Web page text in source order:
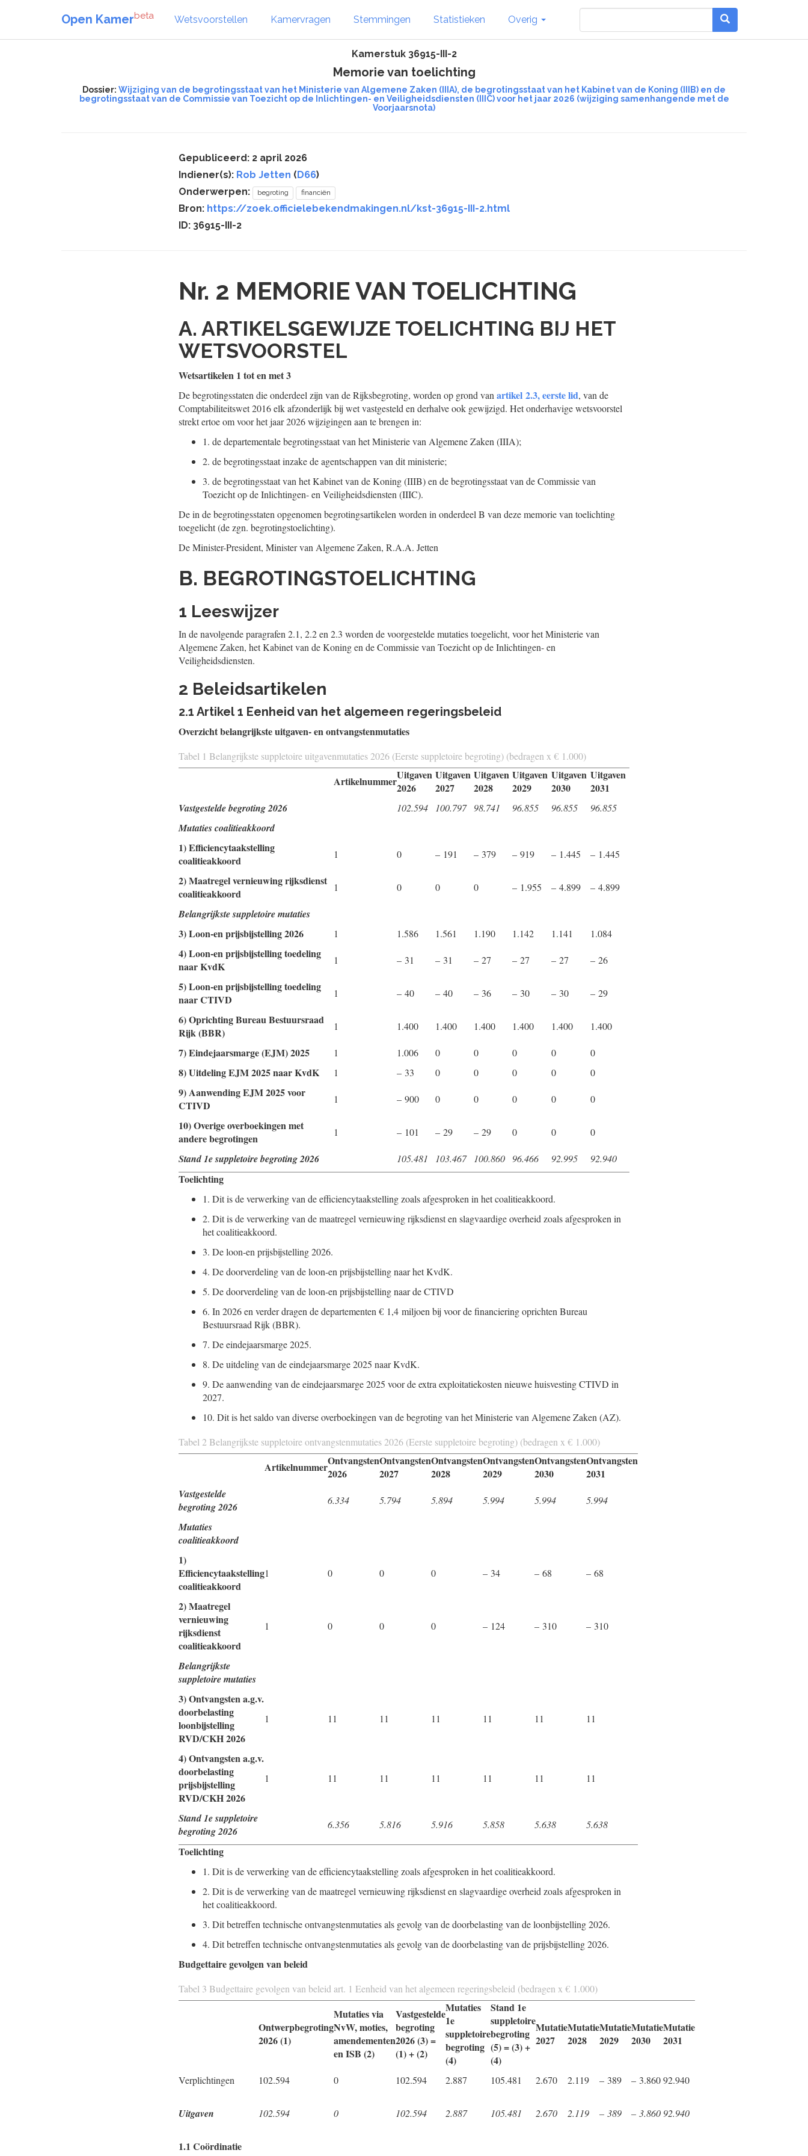
Open Kamerbeta Wetsvoorstellen Kamervragen Stemmingen Statistieken Overig
Kamerstuk 36915-III-2
Memorie van toelichting
Dossier: Wijziging van de begrotingsstaat van het Ministerie van Algemene Zaken (IIIA), de begrotingsstaat van het Kabinet van de Koning (IIIB) en de
begrotingsstaat van de Commissie van Toezicht op de Inlichtingen- en Veiligheidsdiensten (IIIC) voor het jaar 2026 (wijziging samenhangende met de
Voorjaarsnota)
Gepubliceerd: 2 april 2026
Indiener(s): Rob Jetten (D66)
Onderwerpen:
begroting financiën
Bron: https://zoek.officielebekendmakingen.nl/kst-36915-III-2.html
ID: 36915-III-2
Nr. 2 MEMORIE VAN TOELICHTING
A. ARTIKELSGEWIJZE TOELICHTING BIJ HET
WETSVOORSTEL
Wetsartikelen 1 tot en met 3
De begrotingsstaten die onderdeel zijn van de Rijksbegroting, worden op grond van artikel 2.3, eerste lid, van de
Comptabiliteitswet 2016 elk afzonderlijk bij wet vastgesteld en derhalve ook gewijzigd. Het onderhavige wetsvoorstel
strekt ertoe om voor het jaar 2026 wijzigingen aan te brengen in:
1. de departementale begrotingsstaat van het Ministerie van Algemene Zaken (IIIA);
2. de begrotingsstaat inzake de agentschappen van dit ministerie;
3. de begrotingsstaat van het Kabinet van de Koning (IIIB) en de begrotingsstaat van de Commissie van
Toezicht op de Inlichtingen- en Veiligheidsdiensten (IIIC).
De in de begrotingsstaten opgenomen begrotingsartikelen worden in onderdeel B van deze memorie van toelichting
toegelicht (de zgn. begrotingstoelichting).
De Minister-President, Minister van Algemene Zaken, R.A.A. Jetten
B. BEGROTINGSTOELICHTING
1 Leeswijzer
In de navolgende paragrafen 2.1, 2.2 en 2.3 worden de voorgestelde mutaties toegelicht, voor het Ministerie van
Algemene Zaken, het Kabinet van de Koning en de Commissie van Toezicht op de Inlichtingen- en
Veiligheidsdiensten.
2 Beleidsartikelen
2.1 Artikel 1 Eenheid van het algemeen regeringsbeleid
Overzicht belangrijkste uitgaven- en ontvangstenmutaties
Tabel 1 Belangrijkste suppletoire uitgavenmutaties 2026 (Eerste suppletoire begroting) (bedragen x € 1.000)
ArtikelnummerUitgaven
2026
Uitgaven
2027
Uitgaven
2028
Uitgaven
2029
Uitgaven
2030
Uitgaven
2031
Vastgestelde begroting 2026 102.594 100.797 98.741 96.855 96.855 96.855
Mutaties coalitieakkoord
1) Efficiencytaakstelling
coalitieakkoord
1 0 – 191 – 379 – 919 – 1.445 – 1.445
2) Maatregel vernieuwing rijksdienst
coalitieakkoord
1 0 0 0 – 1.955 – 4.899 – 4.899
Belangrijkste suppletoire mutaties
3) Loon-en prijsbijstelling 2026 1 1.586 1.561 1.190 1.142 1.141 1.084
4) Loon-en prijsbijstelling toedeling
naar KvdK
1 – 31 – 31 – 27 – 27 – 27 – 26
5) Loon-en prijsbijstelling toedeling
naar CTIVD
1 – 40 – 40 – 36 – 30 – 30 – 29
6) Oprichting Bureau Bestuursraad
Rijk (BBR)
1 1.400 1.400 1.400 1.400 1.400 1.400
7) Eindejaarsmarge (EJM) 2025 1 1.006 0 0 0 0 0
8) Uitdeling EJM 2025 naar KvdK 1 – 33 0 0 0 0 0
9) Aanwending EJM 2025 voor
CTIVD
1 – 900 0 0 0 0 0
10) Overige overboekingen met
andere begrotingen
1 – 101 – 29 – 29 0 0 0
Stand 1e suppletoire begroting 2026 105.481 103.467 100.860 96.466 92.995 92.940
Toelichting
1. Dit is de verwerking van de efficiencytaakstelling zoals afgesproken in het coalitieakkoord.
2. Dit is de verwerking van de maatregel vernieuwing rijksdienst en slagvaardige overheid zoals afgesproken in
het coalitieakkoord.
3. De loon-en prijsbijstelling 2026.
4. De doorverdeling van de loon-en prijsbijstelling naar het KvdK.
5. De doorverdeling van de loon-en prijsbijstelling naar de CTIVD
6. In 2026 en verder dragen de departementen € 1,4 miljoen bij voor de financiering oprichten Bureau
Bestuursraad Rijk (BBR).
7. De eindejaarsmarge 2025.
8. De uitdeling van de eindejaarsmarge 2025 naar KvdK.
9. De aanwending van de eindejaarsmarge 2025 voor de extra exploitatiekosten nieuwe huisvesting CTIVD in
2027.
10. Dit is het saldo van diverse overboekingen van de begroting van het Ministerie van Algemene Zaken (AZ).
Tabel 2 Belangrijkste suppletoire ontvangstenmutaties 2026 (Eerste suppletoire begroting) (bedragen x € 1.000)
ArtikelnummerOntvangsten
2026
Ontvangsten
2027
Ontvangsten
2028
Ontvangsten
2029
Ontvangsten
2030
Ontvangsten
2031
Vastgestelde
begroting 2026
6.334 5.794 5.894 5.994 5.994 5.994
Mutaties
coalitieakkoord
1)
Efficiencytaakstelling
coalitieakkoord
1 0 0 0 – 34 – 68 – 68
2) Maatregel
vernieuwing
rijksdienst
coalitieakkoord
1 0 0 0 – 124 – 310 – 310
Belangrijkste
suppletoire mutaties
3) Ontvangsten a.g.v.
doorbelasting
loonbijstelling
RVD/CKH 2026
1 11 11 11 11 11 11
4) Ontvangsten a.g.v.
doorbelasting
prijsbijstelling
RVD/CKH 2026
1 11 11 11 11 11 11
Stand 1e suppletoire
begroting 2026
6.356 5.816 5.916 5.858 5.638 5.638
Toelichting
1. Dit is de verwerking van de efficiencytaakstelling zoals afgesproken in het coalitieakkoord.
2. Dit is de verwerking van de maatregel vernieuwing rijksdienst en slagvaardige overheid zoals afgesproken in
het coalitieakkoord.
3. Dit betreffen technische ontvangstenmutaties als gevolg van de doorbelasting van de loonbijstelling 2026.
4. Dit betreffen technische ontvangstenmutaties als gevolg van de doorbelasting van de prijsbijstelling 2026.
Budgettaire gevolgen van beleid
Tabel 3 Budgettaire gevolgen van beleid art. 1 Eenheid van het algemeen regeringsbeleid (bedragen x € 1.000)
Ontwerpbegroting
2026 (1)
Mutaties via
NvW, moties,
amendementen
en ISB (2)
Vastgestelde
begroting
2026 (3) =
(1) + (2)
Mutaties
1e
suppletoire
begroting
(4)
Stand 1e
suppletoire
begroting
(5) = (3) +
(4)
Mutatie
2027
Mutatie
2028
Mutatie
2029
Mutatie
2030
Mutatie
2031
Verplichtingen 102.594 0 102.594 2.887 105.481 2.670 2.119 – 389 – 3.86092.940
Uitgaven 102.594 0 102.594 2.887 105.481 2.670 2.119 – 389 – 3.860 92.940
1.1 Coördinatie